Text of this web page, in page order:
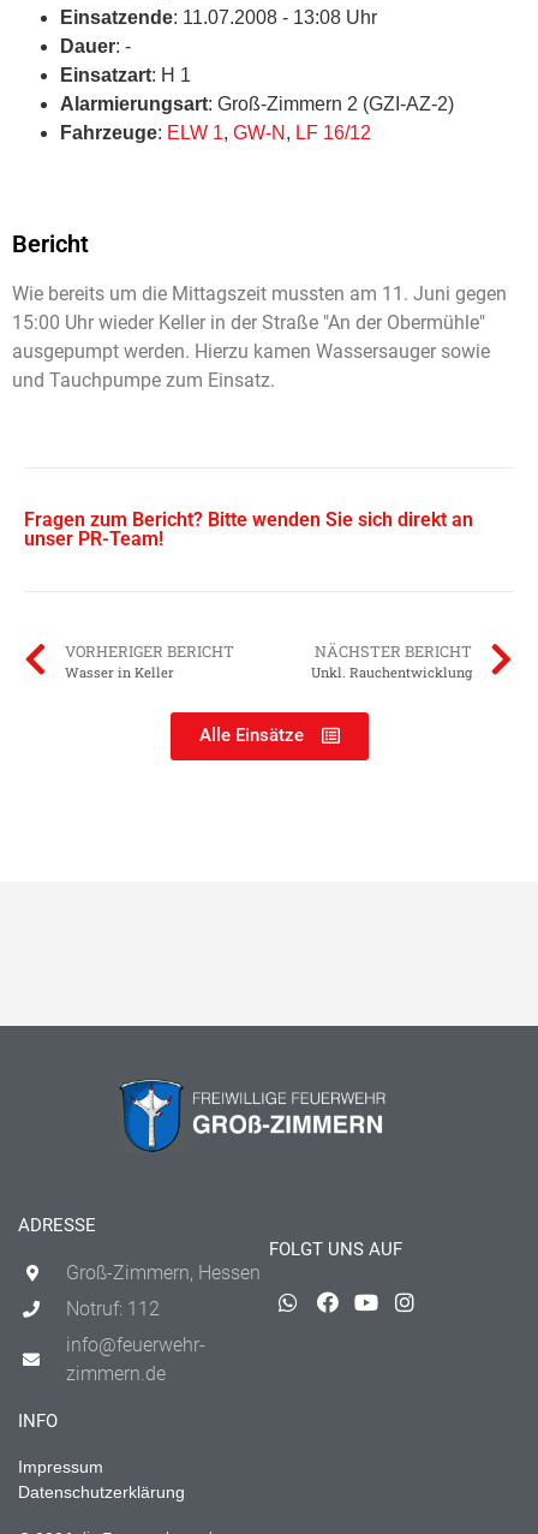
Einsatzende: 11.07.2008 - 13:08 Uhr
Dauer: -
Einsatzart: H 1
Alarmierungsart: Groß-Zimmern 2 (GZI-AZ-2)
Fahrzeuge: ELW 1, GW-N , LF 16/12
Bericht
Wie bereits um die Mittagszeit mussten am 11. Juni gegen
15:00 Uhr wieder Keller in der Straße "An der Obermühle"
ausgepumpt werden. Hierzu kamen Wassersauger sowie
und Tauchpumpe zum Einsatz.
Fragen zum Bericht? Bitte wenden Sie sich direkt an
unser PR-Team!
VORHERIGER BERICHT
Wasser in Keller
NÄCHSTER BERICHT
Unkl. Rauchentwicklung
Alle Einsätze
ADRESSE
Groß-Zimmern, Hessen
Notruf: 112
info@feuerwehr-
zimmern.de
FOLGT UNS AUF
INFO
Impressum
Datenschutzerklärung